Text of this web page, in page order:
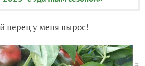
перец у меня вырос!